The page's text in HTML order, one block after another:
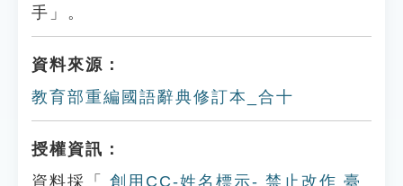
手」。
資料來源：
教育部重編國語辭典修訂本_合十
授權資訊：
資料採「
創用CC-姓名標示- 禁止改作 臺